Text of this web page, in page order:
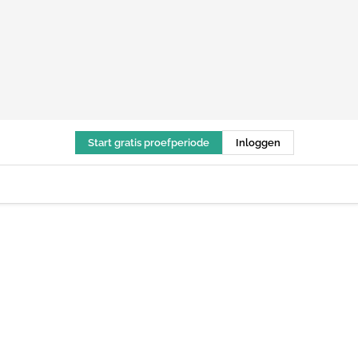
Start gratis proefperiode Inloggen